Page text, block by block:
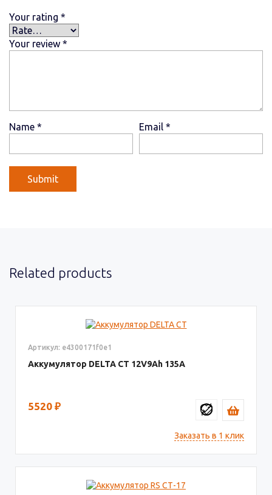
Your rating *
Your review *
Name * Email *
Related products
Артикул: e4300171f0e1
Аккумулятор DELTA СТ 12V9 135
5520 ₽
Заказать в 1 клик